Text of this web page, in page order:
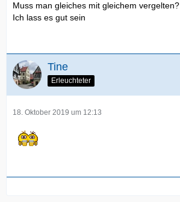
Muss man gleiches mit gleichem vergelten?
Ich lass es gut sein
Tine
Erleuchteter
18. Oktober 2019 um 12:13